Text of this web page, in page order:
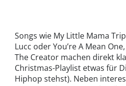
Songs wie My Little Mama
Lucc oder You’re A Mean
The Creator machen direkt
Christmas-Playlist etwas für
Hiphop stehst). Neben